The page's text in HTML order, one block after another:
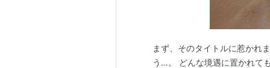
まず、そのタイトルに惹かれ
う…。 どんな境遇に置かれて